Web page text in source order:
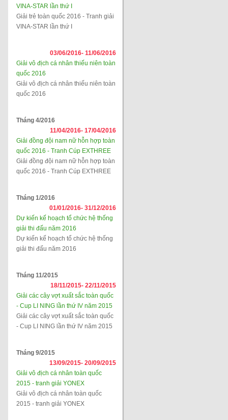
VINA-STAR lần thứ I
Giải trẻ toàn quốc 2016 - Tranh giải
VINA-STAR lần thứ I
03/06/2016- 11/06/2016
Giải vô địch cá nhân thiếu niên toàn
quốc 2016
Giải vô địch cá nhân thiếu niên toàn
quốc 2016
Tháng 4/2016
11/04/2016- 17/04/2016
Giải đồng đội nam nữ hỗn hợp toàn
quốc 2016 - Tranh Cúp EXTHREE
Giải đồng đội nam nữ hỗn hợp toàn
quốc 2016 - Tranh Cúp EXTHREE
Tháng 1/2016
01/01/2016- 31/12/2016
Dự kiến kế hoạch tổ chức hệ thống
giải thi đấu năm 2016
Dự kiến kế hoạch tổ chức hệ thống
giải thi đấu năm 2016
Tháng 11/2015
18/11/2015- 22/11/2015
Giải các cây vợt xuất sắc toàn quốc
- Cup LI NING lần thứ IV năm 2015
Giải các cây vợt xuất sắc toàn quốc
- Cup LI NING lần thứ IV năm 2015
Tháng 9/2015
13/09/2015- 20/09/2015
Giải vô địch cá nhân toàn quốc
2015 - tranh giải YONEX
Giải vô địch cá nhân toàn quốc
2015 - tranh giải YONEX